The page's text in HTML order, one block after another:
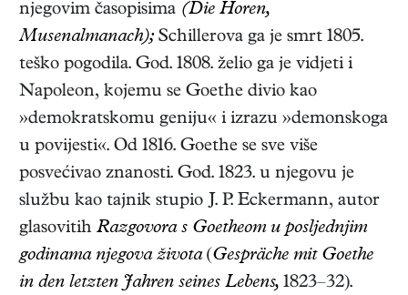
njegovim časopisima (Die Horen,
Musenalmanach);Schillerova ga je smrt 1805.
teško pogodila. God. 1808. želio ga je vidjeti i
Napoleon, kojemu se Goethe divio kao
»demokratskomu geniju« i izrazu »demonskoga
u povijesti«. Od 1816. Goethe se sve više
posvećivao znanosti. God. 1823. u njegovu je
službu kao tajnik stupio J. P. Eckermann, autor
glasovitih Razgovora s Goetheom u posljednjim
godinama njegova života(Gespräche mit Goethe
in den letzten Jahren seines Lebens, 1823–32).